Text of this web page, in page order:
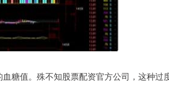
糖值。殊不知股票配资官方公司，这种过